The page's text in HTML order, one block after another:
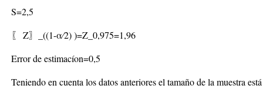
S=2,5
〖 Z〗_((1-α⁄2) )=Z_0,975=1,96
Error de estimacíon=0,5
Teniendo en cuenta los datos anteriores el tamaño de la muestra